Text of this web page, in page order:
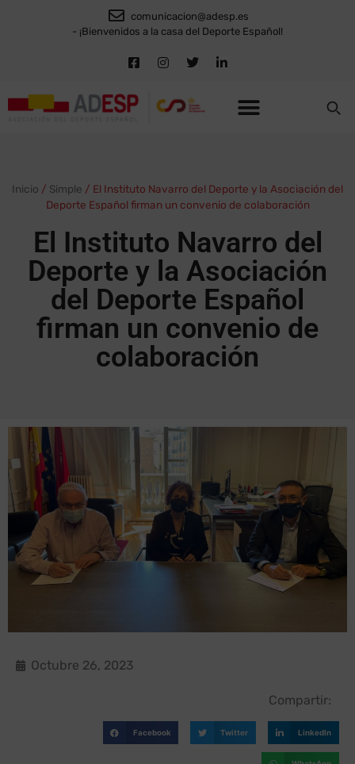
comunicacion@adesp.es
- ¡Bienvenidos a la casa del Deporte Español!
Inicio / Simple / El Instituto Navarro del Deporte y la Asociación del
Deporte Español firman un convenio de colaboración
El Instituto Navarro del
Deporte y la Asociación
del Deporte Español
firman un convenio de
colaboración
Octubre 26, 2023
Compartir:
Facebook Twitter LinkedIn